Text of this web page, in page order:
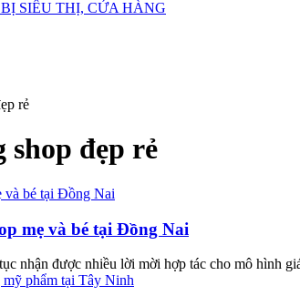
SIÊU THỊ, CỬA HÀNG
rẻ
shop đẹp rẻ
mẹ và bé tại Đồng Nai
nhận được nhiều lời mời hợp tác cho mô hình